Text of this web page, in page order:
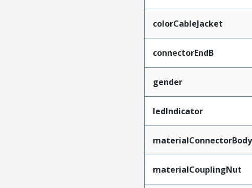
colorCableJacket
connectorEndB
gender
ledIndicator
materialConnectorBody
materialCouplingNut